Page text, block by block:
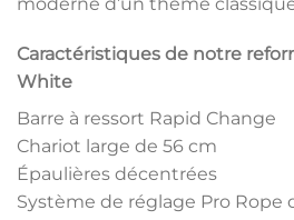
Caractéristiques de notre
White
Barre à ressort Rapid Change
Chariot large de 56 cm
Épaulières décentrées
Système de réglage Pro Rope